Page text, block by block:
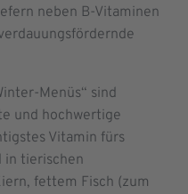
neben B-Vitaminen
Menüs“ sind
und hochwertige
Vitamin fürs
in tierischen
fettem Fisch (zum